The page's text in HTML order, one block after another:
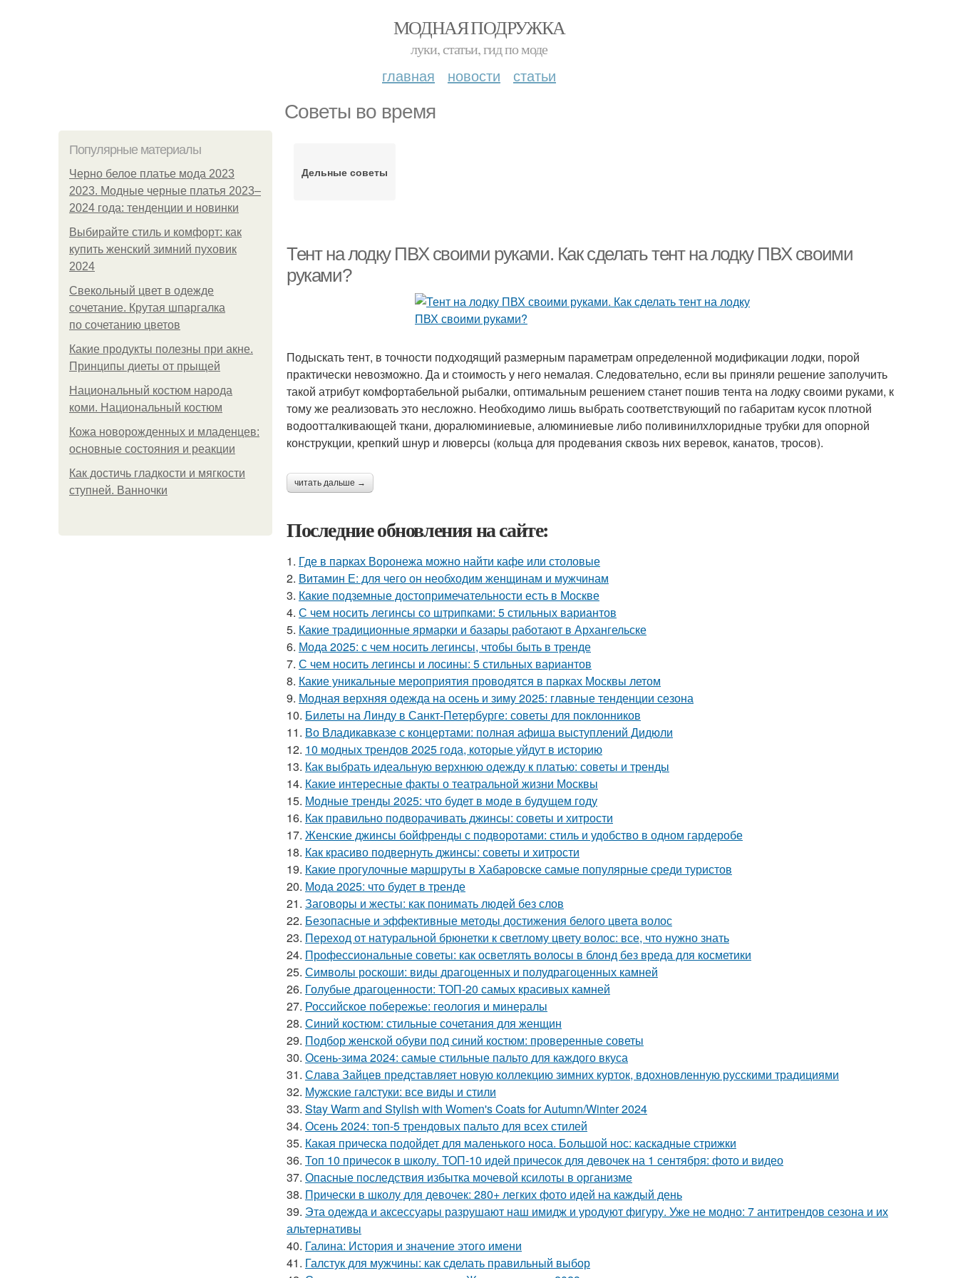
МОДНАЯ ПОДРУЖКА
луки, статьи, гид по моде
главная новости статьи
Советы во время
Популярные материалы
Черно белое платье мода 2023
2023. Модные черные платья 2023–
2024 года: тенденции и новинки
Выбирайте стиль и комфорт: как
купить женский зимний пуховик
2024
Свекольный цвет в одежде
сочетание. Крутая шпаргалка
по сочетанию цветов
Какие продукты полезны при акне.
Принципы диеты от прыщей
Национальный костюм народа
коми. Национальный костюм
Кожа новорожденных и младенцев:
основные состояния и реакции
Как достичь гладкости и мягкости
ступней. Ванночки
Дельные советы
Тент на лодку ПВХ своими руками. Как сделать тент на лодку ПВХ своими
руками?
Подыскать тент, в точности подходящий размерным параметрам определенной модификации лодки, порой
практически невозможно. Да и стоимость у него немалая. Следовательно, если вы приняли решение заполучить
такой атрибут комфортабельной рыбалки, оптимальным решением станет пошив тента на лодку своими руками, к
тому же реализовать это несложно. Необходимо лишь выбрать соответствующий по габаритам кусок плотной
водоотталкивающей ткани, дюралюминиевые, алюминиевые либо поливинилхлоридные трубки для опорной
конструкции, крепкий шнур и люверсы (кольца для продевания сквозь них веревок, канатов, тросов).
читать дальше →
Последние обновления на сайте:
1. Где в парках Воронежа можно найти кафе или столовые
2. Витамин Е: для чего он необходим женщинам и мужчинам
3. Какие подземные достопримечательности есть в Москве
4. С чем носить легинсы со штрипками: 5 стильных вариантов
5. Какие традиционные ярмарки и базары работают в Архангельске
6. Мода 2025: с чем носить легинсы, чтобы быть в тренде
7. С чем носить легинсы и лосины: 5 стильных вариантов
8. Какие уникальные мероприятия проводятся в парках Москвы летом
9. Модная верхняя одежда на осень и зиму 2025: главные тенденции сезона
10. Билеты на Линду в Санкт-Петербурге: советы для поклонников
11. Во Владикавказе с концертами: полная афиша выступлений Дидюли
12. 10 модных трендов 2025 года, которые уйдут в историю
13. Как выбрать идеальную верхнюю одежду к платью: советы и тренды
14. Какие интересные факты о театральной жизни Москвы
15. Модные тренды 2025: что будет в моде в будущем году
16. Как правильно подворачивать джинсы: советы и хитрости
17. Женские джинсы бойфренды с подворотами: стиль и удобство в одном гардеробе
18. Как красиво подвернуть джинсы: советы и хитрости
19. Какие прогулочные маршруты в Хабаровске самые популярные среди туристов
20. Мода 2025: что будет в тренде
21. Заговоры и жесты: как понимать людей без слов
22. Безопасные и эффективные методы достижения белого цвета волос
23. Переход от натуральной брюнетки к светлому цвету волос: все, что нужно знать
24. Профессиональные советы: как осветлять волосы в блонд без вреда для косметики
25. Символы роскоши: виды драгоценных и полудрагоценных камней
26. Голубые драгоценности: ТОП-20 самых красивых камней
27. Российское побережье: геология и минералы
28. Синий костюм: стильные сочетания для женщин
29. Подбор женской обуви под синий костюм: проверенные советы
30. Осень-зима 2024: самые стильные пальто для каждого вкуса
31. Слава Зайцев представляет новую коллекцию зимних курток, вдохновленную русскими традициями
32. Мужские галстуки: все виды и стили
33. Stay Warm and Stylish with Women's Coats for Autumn/Winter 2024
34. Осень 2024: топ-5 трендовых пальто для всех стилей
35. Какая прическа подойдет для маленького носа. Большой нос: каскадные стрижки
36. Топ 10 причесок в школу. ТОП-10 идей причесок для девочек на 1 сентября: фото и видео
37. Опасные последствия избытка мочевой ксилоты в организме
38. Прически в школу для девочек: 280+ легких фото идей на каждый день
39. Эта одежда и аксессуары разрушают наш имидж и уродуют фигуру. Уже не модно: 7 антитрендов сезона и их
альтернативы
40. Галина: История и значение этого имени
41. Галстук для мужчины: как сделать правильный выбор